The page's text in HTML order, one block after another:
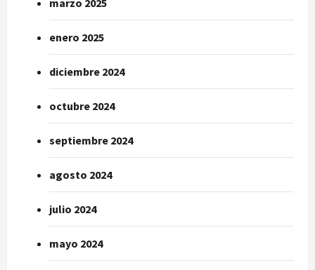
enero 2025
diciembre 2024
octubre 2024
septiembre 2024
agosto 2024
julio 2024
mayo 2024